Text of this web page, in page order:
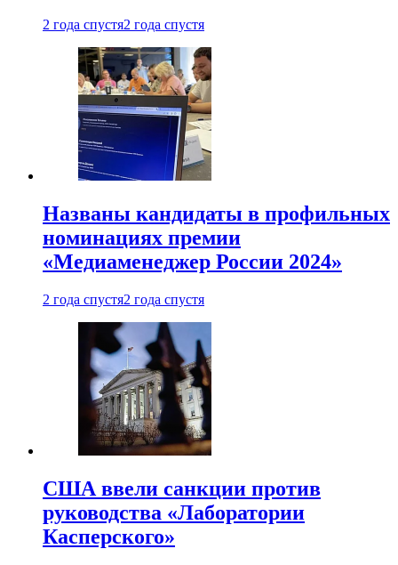
2 года спустя2 года спустя
Названы кандидаты в профильных
номинациях премии
«Медиаменеджер России 2024»
2 года спустя2 года спустя
США ввели санкции против
руководства «Лаборатории
Касперского»